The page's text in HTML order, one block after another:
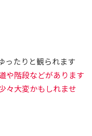
ったりと観られます
や階段などがあります
々大変かもしれませ